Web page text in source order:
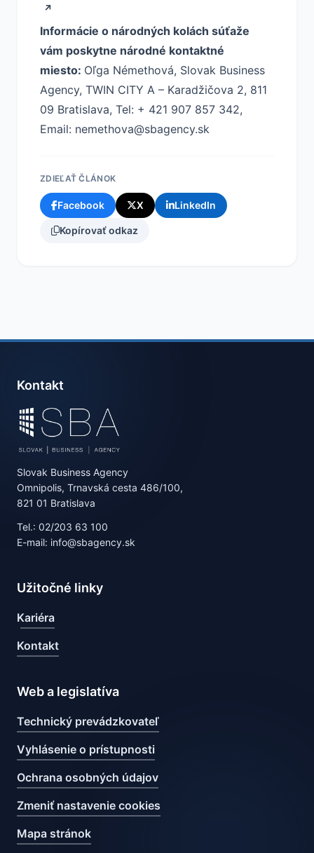
Informácie o národných kolách súťaže
vám poskytne národné kontaktné
miesto: Oľga Némethová, Slovak Business
Agency, TWIN CITY A – Karadžičova 2, 811
09 Bratislava, Tel: + 421 907 857 342,
Email: nemethova@sbagency.sk
ZDIEĽAŤ ČLÁNOK
Facebook X LinkedIn
Kopírovať odkaz
Kontakt
Slovak Business Agency
Omnipolis, Trnavská cesta 486/100,
821 01 Bratislava
Tel.: 02/203 63 100
E-mail: info@sbagency.sk
Užitočné linky
Kariéra
Kontakt
Web a legislatíva
Technický prevádzkovateľ
Vyhlásenie o prístupnosti
Ochrana osobných údajov
Zmeniť nastavenie cookies
Mapa stránok